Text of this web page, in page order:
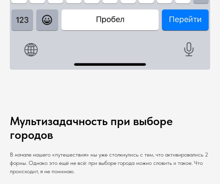
Мультизадачность при выборе
городов
В начале нашего «путешествия» мы уже столкнулись с тем, что активировались 2
формы. Однако это ещё не всё: при выборе города можно словить и такое. Что
происходит, я не понимаю.